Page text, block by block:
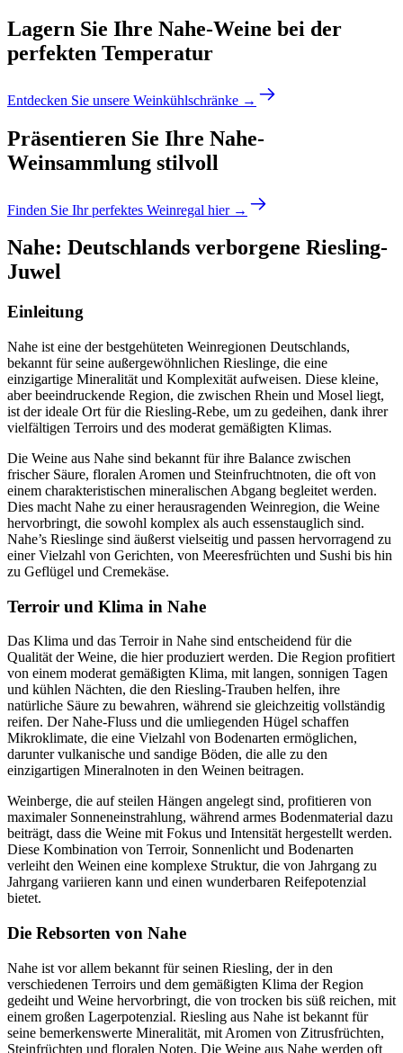
Lagern Sie Ihre Nahe-Weine bei der
perfekten Temperatur
Entdecken Sie unsere Weinkühlschränke →
Präsentieren Sie Ihre Nahe-
Weinsammlung stilvoll
Finden Sie Ihr perfektes Weinregal hier →
Nahe: Deutschlands verborgene Riesling-
Juwel
Einleitung
Nahe ist eine der bestgehüteten Weinregionen Deutschlands,
bekannt für seine außergewöhnlichen Rieslinge, die eine
einzigartige Mineralität und Komplexität aufweisen. Diese kleine,
aber beeindruckende Region, die zwischen Rhein und Mosel liegt,
ist der ideale Ort für die Riesling-Rebe, um zu gedeihen, dank ihrer
vielfältigen Terroirs und des moderat gemäßigten Klimas.
Die Weine aus Nahe sind bekannt für ihre Balance zwischen
frischer Säure, floralen Aromen und Steinfruchtnoten, die oft von
einem charakteristischen mineralischen Abgang begleitet werden.
Dies macht Nahe zu einer herausragenden Weinregion, die Weine
hervorbringt, die sowohl komplex als auch essenstauglich sind.
Nahe’s Rieslinge sind äußerst vielseitig und passen hervorragend zu
einer Vielzahl von Gerichten, von Meeresfrüchten und Sushi bis hin
zu Geflügel und Cremekäse.
Terroir und Klima in Nahe
Das Klima und das Terroir in Nahe sind entscheidend für die
Qualität der Weine, die hier produziert werden. Die Region profitiert
von einem moderat gemäßigten Klima, mit langen, sonnigen Tagen
und kühlen Nächten, die den Riesling-Trauben helfen, ihre
natürliche Säure zu bewahren, während sie gleichzeitig vollständig
reifen. Der Nahe-Fluss und die umliegenden Hügel schaffen
Mikroklimate, die eine Vielzahl von Bodenarten ermöglichen,
darunter vulkanische und sandige Böden, die alle zu den
einzigartigen Mineralnoten in den Weinen beitragen.
Weinberge, die auf steilen Hängen angelegt sind, profitieren von
maximaler Sonneneinstrahlung, während armes Bodenmaterial dazu
beiträgt, dass die Weine mit Fokus und Intensität hergestellt werden.
Diese Kombination von Terroir, Sonnenlicht und Bodenarten
verleiht den Weinen eine komplexe Struktur, die von Jahrgang zu
Jahrgang variieren kann und einen wunderbaren Reifepotenzial
bietet.
Die Rebsorten von Nahe
Nahe ist vor allem bekannt für seinen Riesling, der in den
verschiedenen Terroirs und dem gemäßigten Klima der Region
gedeiht und Weine hervorbringt, die von trocken bis süß reichen, mit
einem großen Lagerpotenzial. Riesling aus Nahe ist bekannt für
seine bemerkenswerte Mineralität, mit Aromen von Zitrusfrüchten,
Steinfrüchten und floralen Noten. Die Weine aus Nahe werden oft